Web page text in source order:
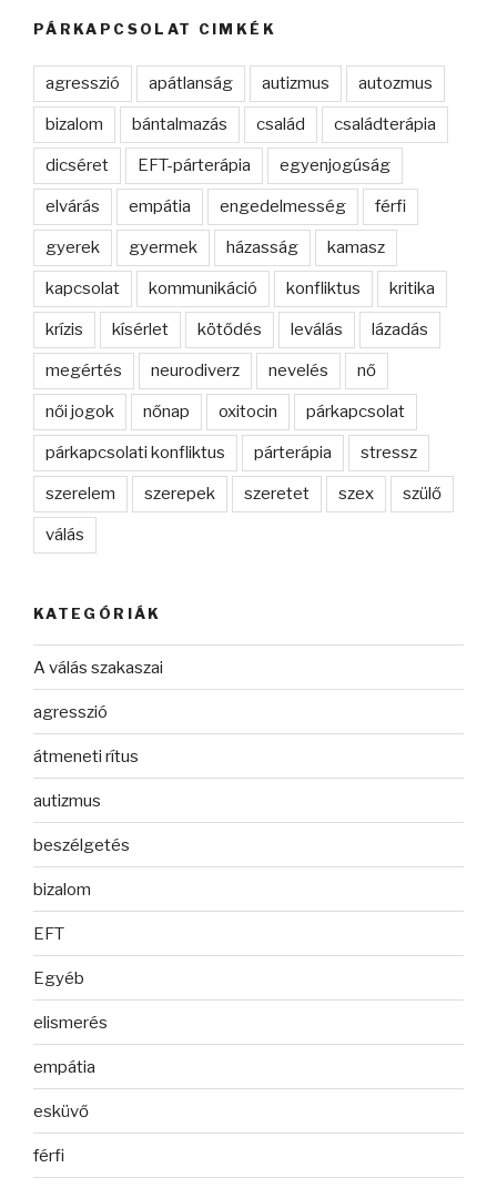
PÁRKAPCSOLAT CIMKÉK
agresszió apátlanság autizmus autozmus
bizalom bántalmazás család családterápia
dicséret EFT-párterápia egyenjogúság
elvárás empátia engedelmesség férfi
gyerek gyermek házasság kamasz
kapcsolat kommunikáció konfliktus kritika
krízis kísérlet kötődés leválás lázadás
megértés neurodiverz nevelés nő
női jogok nőnap oxitocin párkapcsolat
párkapcsolati konfliktus párterápia stressz
szerelem szerepek szeretet szex szülő
válás
KATEGÓRIÁK
A válás szakaszai
agresszió
átmeneti rítus
autizmus
beszélgetés
bizalom
EFT
Egyéb
elismerés
empátia
esküvő
férfi